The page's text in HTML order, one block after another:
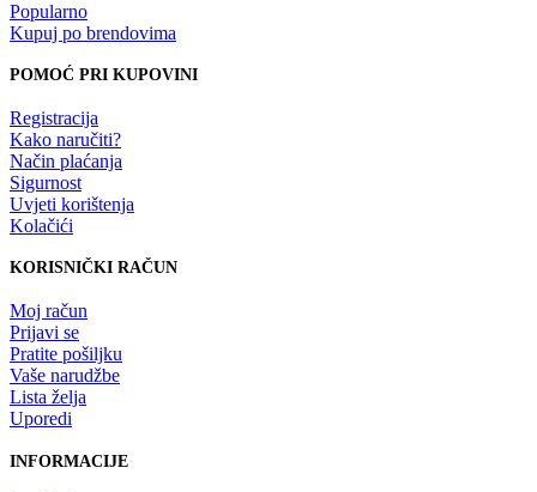
Popularno
Kupuj po brendovima
POMOĆ PRI KUPOVINI
Registracija
Kako naručiti?
Način plaćanja
Sigurnost
Uvjeti korištenja
Kolačići
KORISNIČKI RAČUN
Moj račun
Prijavi se
Pratite pošiljku
Vaše narudžbe
Lista želja
Uporedi
INFORMACIJE